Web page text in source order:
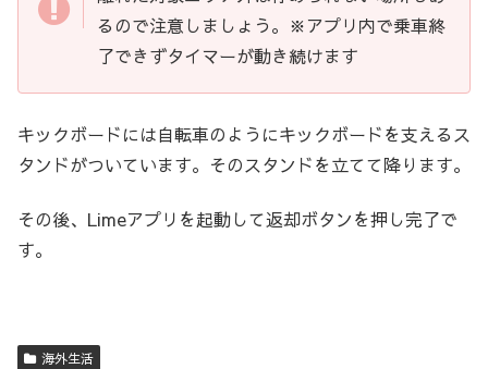
るので注意しましょう。※アプリ内で乗車終
了できずタイマーが動き続けます
キックボードには自転車のようにキックボードを支えるス
タンドがついています。そのスタンドを立てて降ります。
その後、Limeアプリを起動して返却ボタンを押し完了で
す。
海外生活